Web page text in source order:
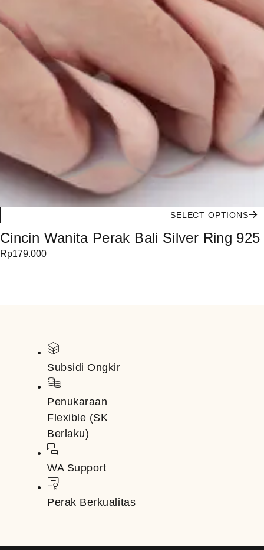
SELECT OPTIONS
Cincin Wanita Perak Bali Silver Ring
Rp179.000
Subsidi Ongkir
Penukaraan
Flexible (SK
Berlaku)
WA Support
Perak Berkualitas